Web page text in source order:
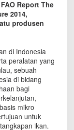
Report The
2014,
produsen
di Indonesia
peralatan yang
sebuah
di bidang
bagi
mikro
untuk
ikan.